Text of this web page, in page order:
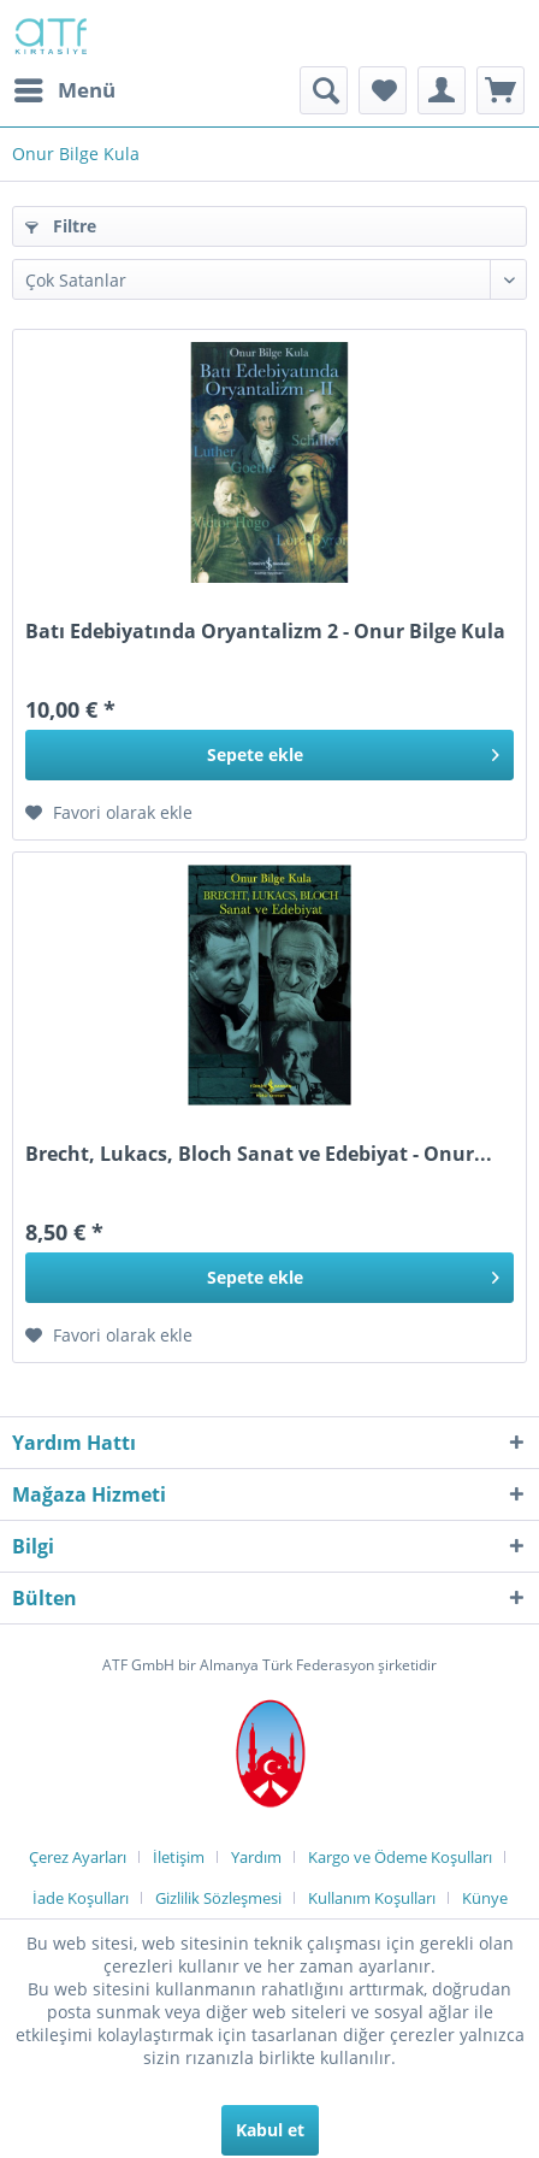
Menü
Onur Bilge Kula
Filtre
Batı Edebiyatında Oryantalizm 2 - Onur Bilge Kula
10,00 € *
Sepete ekle
Favori olarak ekle
Brecht, Lukacs, Bloch Sanat ve Edebiyat - Onur...
8,50 € *
Sepete ekle
Favori olarak ekle
Yardım Hattı
Mağaza Hizmeti
Bilgi
Bülten
ATF GmbH bir Almanya Türk Federasyon şirketidir
Çerez Ayarları İletişim Yardım
Kargo ve Ödeme Koşulları
İade Koşulları
Gizlilik Sözleşmesi Kullanım Koşulları Künye
Bu web sitesi, web sitesinin teknik çalışması için gerekli olan
çerezleri kullanır ve her zaman ayarlanır.
Bu web sitesini kullanmanın rahatlığını arttırmak, doğrudan
posta sunmak veya diğer web siteleri ve sosyal ağlar ile
etkileşimi kolaylaştırmak için tasarlanan diğer çerezler yalnızca
sizin rızanızla birlikte kullanılır.
Kabul et